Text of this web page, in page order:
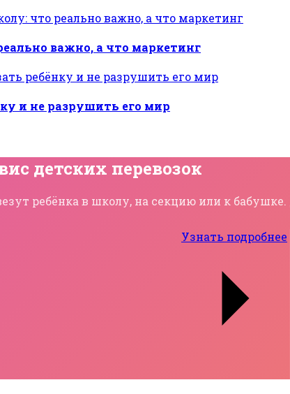
важно, а что маркетинг
и не разрушить его мир
детских перевозок
ребёнка в школу, на секцию или к
Узнать подробнее